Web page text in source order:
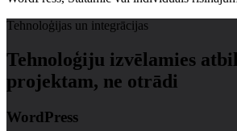
Tehnoloģijas un integrācijas
Tehnoloģiju izvēlamies
projektam, ne otrādi
WordPress